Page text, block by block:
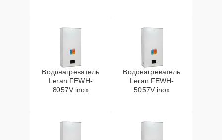
Водонагреватель
Leran FEWH-
8057V inox
Водонагреватель
Leran FEWH-
5057V inox